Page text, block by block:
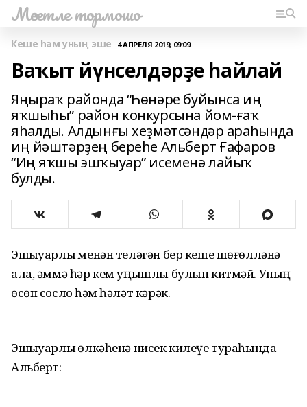
Мәсетле тормошо
Кеше һәм уның эше 4 АПРЕЛЯ 2019, 09:09
Ваҡыт йүнселдәрҙе һайлай
Яңыраҡ районда “Һөнәре буйынса иң
яҡшыһы” район конкурсына йом-ғаҡ
яһалды. Алдынғы хеҙмәтсәндәр араһында
иң йәштәрҙең береһе Альберт Ғафаров
“Иң яҡшы эшҡыуар” исеменә лайыҡ
булды.
Эшҡыуарлыҡ менән теләгән бер кеше шөғөлләнә
ала, әммә һәр кем уңышлы булып китмәй. Уның
өсөн сослоҡ һәм һәләт кәрәк.
Эшҡыуарлыҡ өлкәһенә нисек килеүе тураһында
Альберт: